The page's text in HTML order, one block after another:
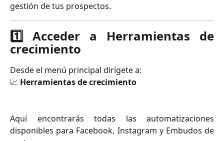
gestión de tus prospectos.
1️⃣ Acceder a Herramientas de
crecimiento
Desde el menú principal dirígete a:
📈 Herramientas de crecimiento
Aquí encontrarás todas las automatizaciones
disponibles para Facebook, Instagram y Embudos de